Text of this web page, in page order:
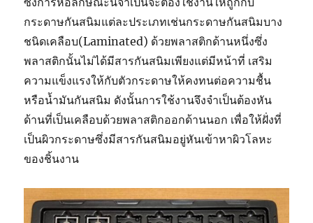
กระดาษกันสนิมแต่ละประเภทเช่นกระดาษกันสนิมบาง
ชนิดเคลือบ(Laminated) ด้วยพลาสติกด้านหนึ่งซึ่ง
พลาสติกนั้นไม่ได้มีสารกันสนิมเพียงแต่มีหน้าที่ เสริม
ความแข็งแรงให้กับตัวกระดาษให้คงทนต่อความชื้น
หรือน้ำมันกันสนิม ดังนั้นการใช้งานจึงจำเป็นต้องหัน
ด้านที่เป็นเคลือบด้วยพลาสติกออกด้านนอก เพื่อให้ฝั่งที่
เป็นผิวกระดาษซึ่งมีสารกันสนิมอยู่หันเข้าหาผิวโลหะ
ของชิ้นงาน